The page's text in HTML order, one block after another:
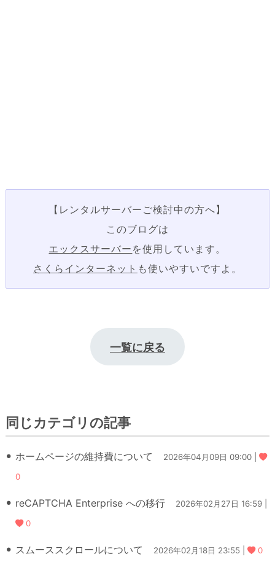
【レンタルサーバーご検討中の方へ】
このブログは
エックスサーバー を使用しています。
さくらインターネット も使いやすいですよ。
一覧に戻る
同じカテゴリの記事
ホームページの維持費について
2026年04月09日 09:00 |
0
reCAPTCHA Enterprise への移行
2026年02月27日 16:59 |
0
スムーススクロールについて 2026年02月18日 23:55 | 0